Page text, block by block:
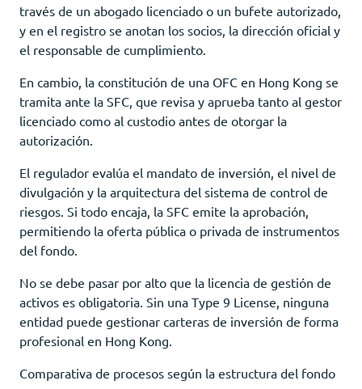
través de un abogado licenciado o un bufete autorizado,
y en el registro se anotan los socios, la dirección oficial y
el responsable de cumplimiento.
En cambio, la constitución de una OFC en Hong Kong se
tramita ante la SFC, que revisa y aprueba tanto al gestor
licenciado como al custodio antes de otorgar la
autorización.
El regulador evalúa el mandato de inversión, el nivel de
divulgación y la arquitectura del sistema de control de
riesgos. Si todo encaja, la SFC emite la aprobación,
permitiendo la oferta pública o privada de instrumentos
del fondo.
No se debe pasar por alto que la licencia de gestión de
activos es obligatoria. Sin una Type 9 License, ninguna
entidad puede gestionar carteras de inversión de forma
profesional en Hong Kong.
Comparativa de procesos según la estructura del fondo